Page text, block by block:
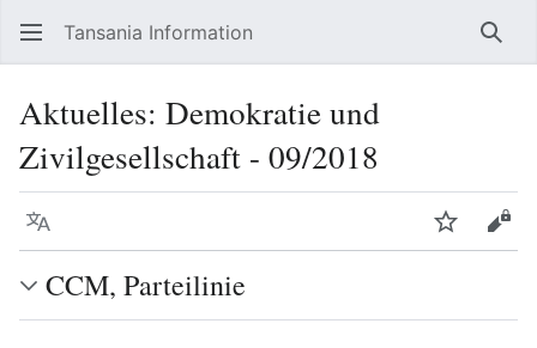
Tansania Information
Aktuelles: Demokratie und
Zivilgesellschaft - 09/2018
Sprache
CCM, Parteilinie